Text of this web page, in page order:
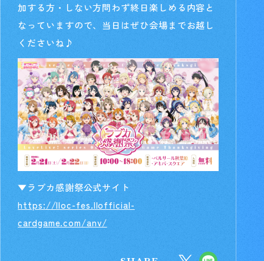
加する方・しない方問わず終日楽しめる内容と
なっていますので、当日はぜひ会場までお越し
くださいね♪
▼ラブカ感謝祭公式サイト
https://lloc-fes.llofficial-
cardgame.com/anv/